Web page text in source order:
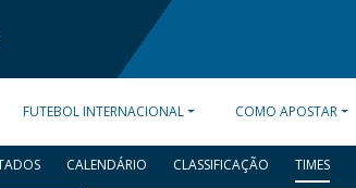
FUTEBOL INTERNACIONAL COMO APOSTAR
CALENDÁRIO CLASSIFICAÇÃO TIMES